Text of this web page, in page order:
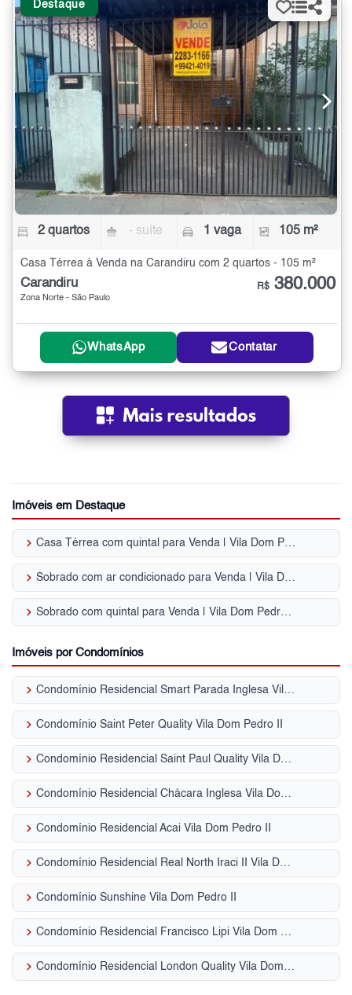
Destaque
2 quartos - suíte 1 vaga 105 m²
Casa Térrea à Venda na Carandiru com 2 quartos - 105 m²
Carandiru
Zona Norte - São Paulo
R$ 380.000
WhatsApp Contatar
Imóveis em Destaque
keyboard_arrow_right Casa Térrea com quintal para Venda | Vila Dom Pedro II
keyboard_arrow_right Sobrado com ar condicionado para Venda | Vila Dom Pedro II
keyboard_arrow_right Sobrado com quintal para Venda | Vila Dom Pedro II
Imóveis por Condomínios
keyboard_arrow_right Condomínio Residencial Smart Parada Inglesa Vila Dom Pedro II
keyboard_arrow_right Condomínio Saint Peter Quality Vila Dom Pedro II
keyboard_arrow_right Condomínio Residencial Saint Paul Quality Vila Dom Pedro II
keyboard_arrow_right Condomínio Residencial Chácara Inglesa Vila Dom Pedro II
keyboard_arrow_right Condomínio Residencial Acai Vila Dom Pedro II
keyboard_arrow_right Condomínio Residencial Real North Iraci II Vila Dom Pedro II
keyboard_arrow_right Condomínio Sunshine Vila Dom Pedro II
keyboard_arrow_right Condomínio Residencial Francisco Lipi Vila Dom Pedro II
keyboard_arrow_right Condomínio Residencial London Quality Vila Dom Pedro II